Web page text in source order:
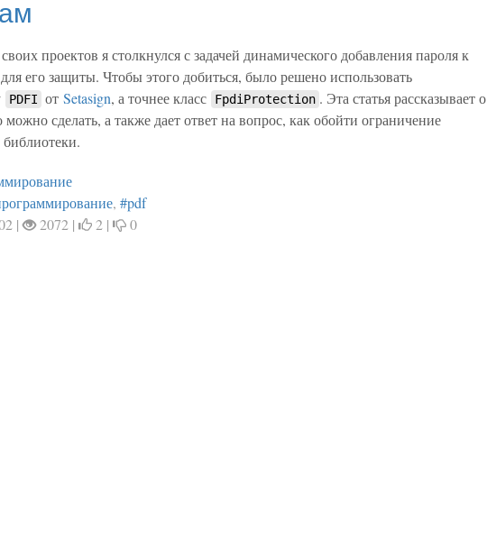
проектов я столкнулся с задачей динамического добавления пароля к
его защиты. Чтобы этого добиться, было решено использовать
PDFI от Setasign, а точнее класс FpdiProtection . Эта статья рассказывает о
можно сделать, а также дает ответ на вопрос, как обойти ограничение
, #pdf
|
2072 | 2 | 0